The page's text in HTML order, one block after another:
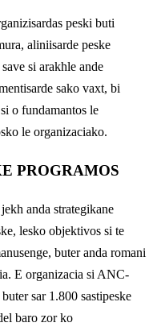
peski buti
aliniisarde peske
si arakhle ande
sako vaxt, bi
o fundamantos le
le organizaciako.
PROGRAMOS
anda strategikane
lesko objektivos si te
buter anda romani
E organizacia si ANC-
sar 1.800 sastipeske
baro zor ko